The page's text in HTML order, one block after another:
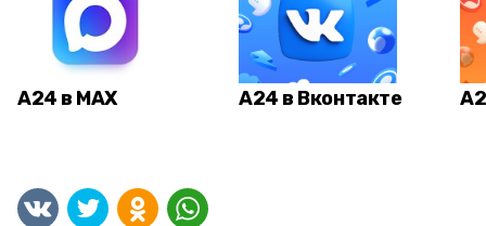
А24 в MAX А24 в Вконтакте